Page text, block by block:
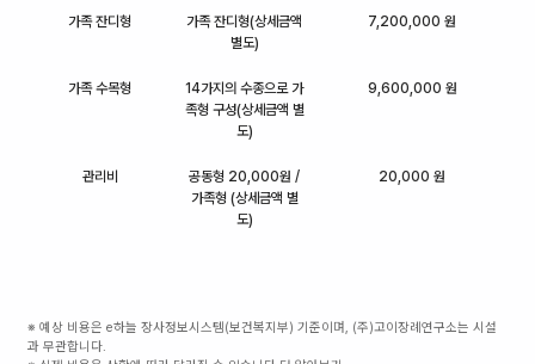
가족 잔디형
가족 잔디형(상세금액
별도)
7,200,000 원
가족 수목형
14가지의 수종으로 가
족형 구성(상세금액 별
도)
9,600,000 원
관리비
공동형 20,000원 /
가족형 (상세금액 별
도)
20,000 원
※ 예상 비용은 e하늘 장사정보시스템(보건복지부) 기준이며, (주)고이장례연구소는 시설
과 무관합니다.